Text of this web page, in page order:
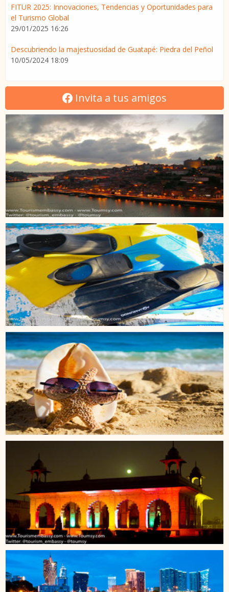
FITUR 2025: Innovaciones, Tendencias y Oportunidades para
el Turismo Global
29/01/2025 16:26
Descubriendo la majestuosidad de Guatapé: Piedra del Peñol
10/05/2024 18:09
Invita a tus amigos